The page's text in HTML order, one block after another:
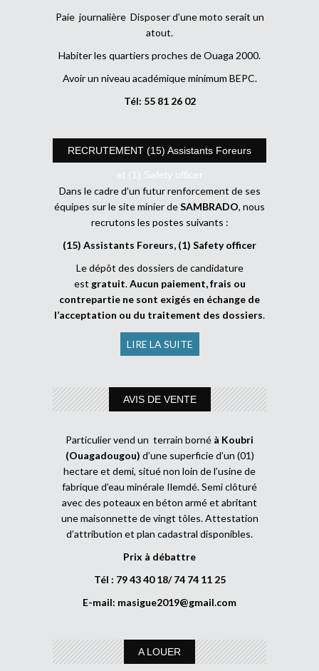
Paie journalière Disposer d’une moto serait un
atout.
Habiter les quartiers proches de Ouaga 2000.
Avoir un niveau académique minimum BEPC.
Tél: 55 81 26 02
RECRUTEMENT (15) Assistants Foreurs
et (1) Safety officer
Dans le cadre d’un futur renforcement de ses
équipes sur le site minier deSAMBRADO, nous
recrutons les postes suivants :
(15) Assistants Foreurs, (1) Safety officer
Le dépôt des dossiers de candidature
est gratuit.Aucun paiement, frais ou
contrepartie ne sont exigés en échange de
l’acceptation ou du traitement des dossiers.
LIRE LA SUITE
AVIS DE VENTE
Particulier vend un terrain borné à Koubri
(Ouagadougou) d’une superficie d’un (01)
hectare et demi, situé non loin de l’usine de
fabrique d’eau minérale Ilemdé. Semi clôturé
avec des poteaux en béton armé et abritant
une maisonnette de vingt tôles. Attestation
d’attribution et plan cadastral disponibles.
Prix à débattre
Tél : 79 43 40 18/ 74 74 11 25
E-mail: masigue2019@gmail.com
A LOUER